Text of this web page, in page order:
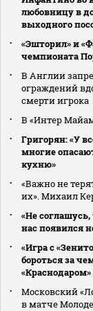
любовницу в
выходного
«Эшторил» и
чемпионата
В Англии
ограждений
смерти игрока
В «Интер
Григорян: «У
многие
кухню»
«Важно не
их». Михаил
«Не
нас появился
«Игра с
бороться за
Московский
в матче